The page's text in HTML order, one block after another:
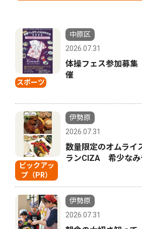
スポーツ
中原区
2026.07.31
体操フェス参加募
催
ピックアッ
プ（PR）
伊勢原
2026.07.31
数量限定のオムラ
ランCIZA 希少なみ
伊勢原
2026.07.31